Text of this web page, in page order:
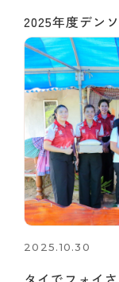
2025年度デン
2025.10.30